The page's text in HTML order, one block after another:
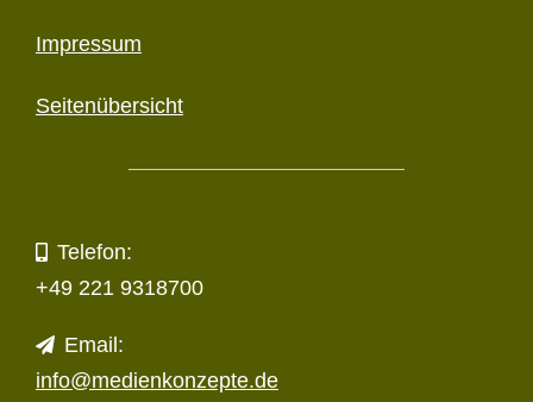
Impressum
Seitenübersicht
Telefon:
+49 221 9318700
Email:
info@medienkonzepte.de